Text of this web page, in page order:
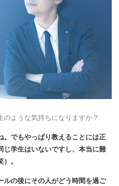
ような気持ちになりますか？
。でもやっぱり教えることには正
じ学生はいないですし、本当に難
。
ルの後にその人がどう時間を過ご